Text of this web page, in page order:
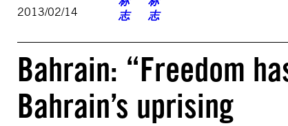
2013/02/14
Bahrain: “Freedom
Bahrain’s uprising